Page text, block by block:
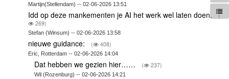
Martijn(Stellendam) -- 02-06-2026 13:51
Idd op deze mankementen je AI het werk wel laten doen.
(
269)
Stefan (Winsum) -- 02-06-2026 13:58
nieuwe guidance: ( 408)
Eric, Rotterdam -- 02-06-2026 14:04
Dat hebben we gezien hier…… ( 237)
Wil (Rozenburg) -- 02-06-2026 14:21